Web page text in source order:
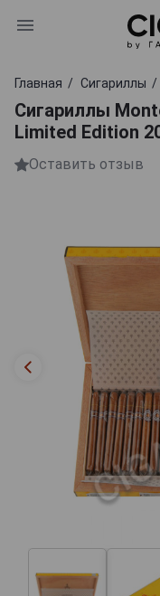
Главная Сигариллы
Cигариллы
Limited Edition
Оставить отзыв